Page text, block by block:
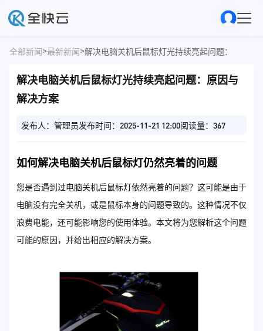
全部新闻>最新新闻>解决电脑关机后鼠标灯光持续亮起问题：原因与
解决电脑关机后鼠标灯光持续亮起问题：原因与
解决方案
发布人：管理员发布时间：2025-11-21 12:00阅读量：367
如何解决电脑关机后鼠标灯仍然亮着的问题
您是否遇到过电脑关机后鼠标灯依然亮着的问题？这可能是由于
电脑没有完全关机，或是鼠标本身的问题导致的。这种情况不仅
浪费电能，还可能影响您的使用体验。本文将为您解析这个问题
可能的原因，并给出相应的解决方案。